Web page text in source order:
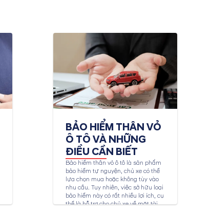
BẢO HIỂM THÂN VỎ
Ô TÔ VÀ NHỮNG
ĐIỀU CẦN BIẾT
Bảo hiểm thân vỏ ô tô là sản phẩm
bảo hiểm tự nguyện, chủ xe có thể
lựa chọn mua hoặc không tùy vào
nhu cầu. Tuy nhiên, việc sở hữu loại
bảo hiểm này có rất nhiều lợi ích, cụ
thể là hỗ trợ cho chủ xe về mặt tài